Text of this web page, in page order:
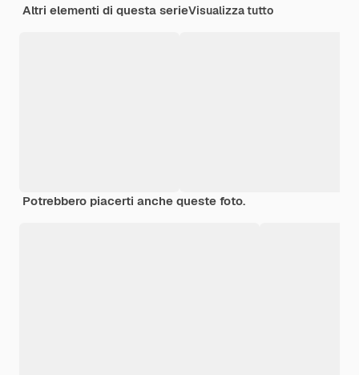
Altri elementi di questa serieVisualizza tutto
Potrebbero piacerti anche queste foto.